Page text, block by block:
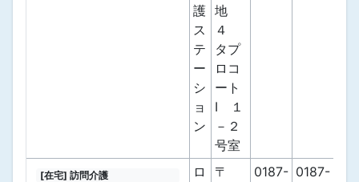
護
ス
テ
ー
シ
ョ
ン
地
４
タプ
ロコ
ート
Ⅰ １
－２
号室
[在宅] 訪問介護
ロ
〒
0187- 0187-